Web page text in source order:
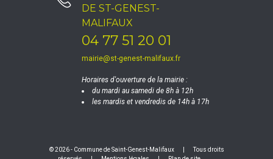
DE ST-GENEST-
MALIFAUX
04 77 51 20 01
mairie@st-genest-malifaux.fr
Horaires d'ouverture de la mairie :
du mardi au samedi de 8h à 12h
les mardis et vendredis de 14h à 17h
© 2026 - Commune de Saint-Genest-Malifaux
Tous droits